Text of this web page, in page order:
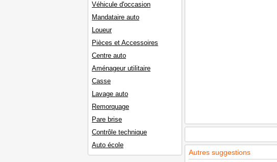
Véhicule d'occasion
Mandataire auto
Loueur
Pièces et Accessoires
Centre auto
Aménageur utilitaire
Casse
Lavage auto
Remorquage
Pare brise
Contrôle technique
Auto école
Autres suggestions